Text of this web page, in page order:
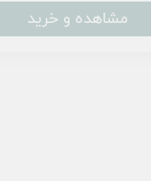
مشاهده و خرید